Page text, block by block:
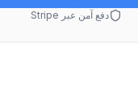
دفع آمن عبر Stripe